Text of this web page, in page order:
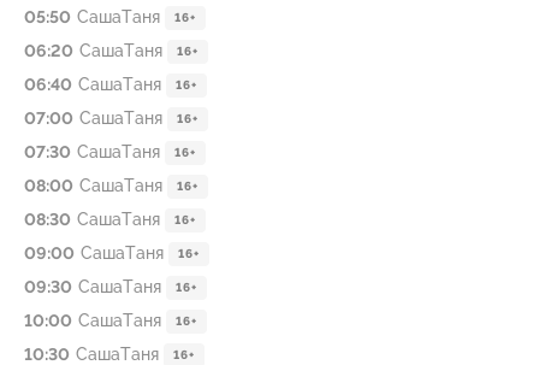
05:50 СашаТаня 16+
06:20 СашаТаня 16+
06:40 СашаТаня 16+
07:00 СашаТаня 16+
07:30 СашаТаня 16+
08:00 СашаТаня 16+
08:30 СашаТаня 16+
09:00 СашаТаня 16+
09:30 СашаТаня 16+
10:00 СашаТаня 16+
10:30 СашаТаня 16+